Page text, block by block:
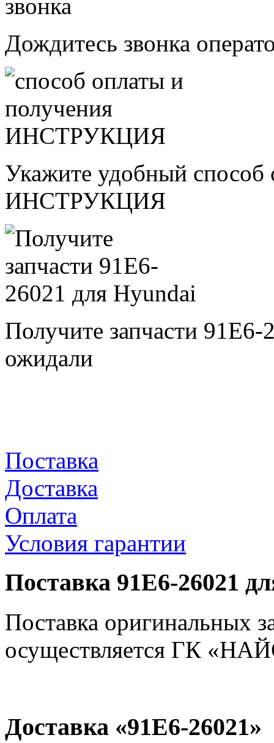
Дождитесь звонка
Укажите удобный способ
ИНСТРУКЦИЯ
Получите запчасти
ожидали
Поставка
Доставка
Оплата
Условия гарантии
Поставка 91E6-26021
Поставка оригинальных
осуществляется ГК
Доставка «91E6-26021»